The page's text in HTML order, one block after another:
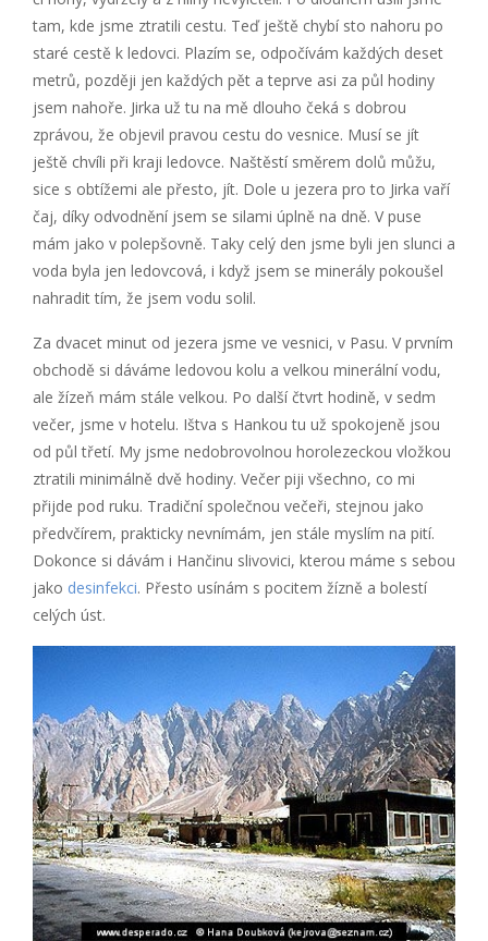
tam, kde jsme ztratili cestu. Teď ještě chybí sto nahoru po
staré cestě k ledovci. Plazím se, odpočívám každých deset
metrů, později jen každých pět a teprve asi za půl hodiny
jsem nahoře. Jirka už tu na mě dlouho čeká s dobrou
zprávou, že objevil pravou cestu do vesnice. Musí se jít
ještě chvíli při kraji ledovce. Naštěstí směrem dolů můžu,
sice s obtížemi ale přesto, jít. Dole u jezera pro to Jirka vaří
čaj, díky odvodnění jsem se silami úplně na dně. V puse
mám jako v polepšovně. Taky celý den jsme byli jen slunci a
voda byla jen ledovcová, i když jsem se minerály pokoušel
nahradit tím, že jsem vodu solil.
Za dvacet minut od jezera jsme ve vesnici, v Pasu. V prvním
obchodě si dáváme ledovou kolu a velkou minerální vodu,
ale žízeň mám stále velkou. Po další čtvrt hodině, v sedm
večer, jsme v hotelu. Ištva s Hankou tu už spokojeně jsou
od půl třetí. My jsme nedobrovolnou horolezeckou vložkou
ztratili minimálně dvě hodiny. Večer piji všechno, co mi
přijde pod ruku. Tradiční společnou večeři, stejnou jako
předvčírem, prakticky nevnímám, jen stále myslím na pití.
Dokonce si dávám i Hančinu slivovici, kterou máme s sebou
jako desinfekci. Přesto usínám s pocitem žízně a bolestí
celých úst.